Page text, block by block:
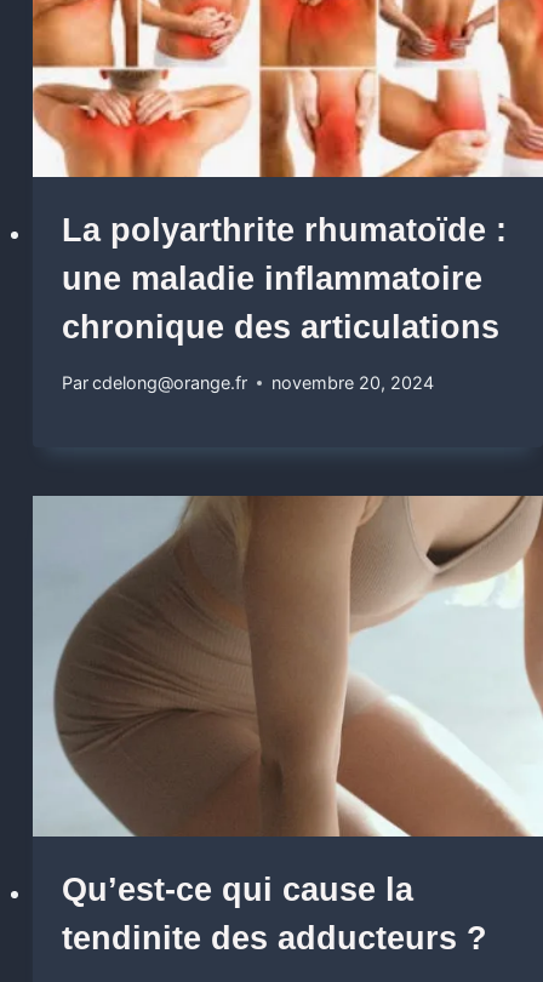
La polyarthrite rhumatoïde :
une maladie inflammatoire
chronique des articulations
Parcdelong@orange.fr novembre 20, 2024
Qu’est-ce qui cause la
tendinite des adducteurs ?